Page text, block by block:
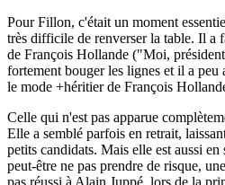
Pour Fillon, c'était un moment
très difficile de renverser la table. Il a
de François Hollande ("Moi,
fortement bouger les lignes et il a
le mode +héritier de François
Celle qui n'est pas apparue
Elle a semblé parfois en retrait,
petits candidats. Mais elle est aussi
peut-être ne pas prendre de risque,
pas réussi à Alain Juppé, lors de la